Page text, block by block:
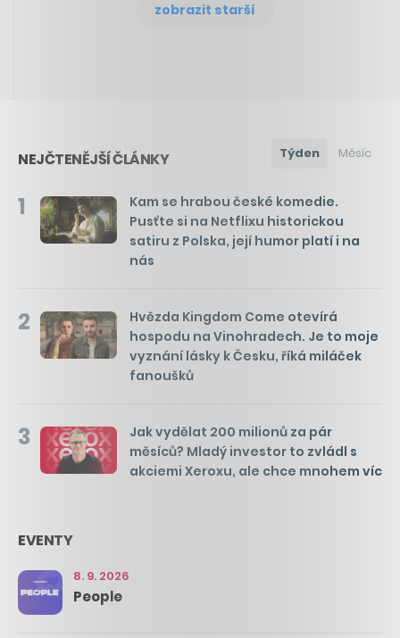
zobrazit starší
NEJČTENĚJŠÍ ČLÁNKY Týden Měsíc
1
Kam se hrabou české komedie.
Pusťte si na Netflixu historickou
satiru z Polska, její humor platí i na
nás
2
Hvězda Kingdom Come otevírá
hospodu na Vinohradech. Je to moje
vyznání lásky k Česku, říká miláček
fanoušků
3
Jak vydělat 200 milionů za pár
měsíců? Mladý investor to zvládl s
akciemi Xeroxu, ale chce mnohem víc
EVENTY
8. 9. 2026
People